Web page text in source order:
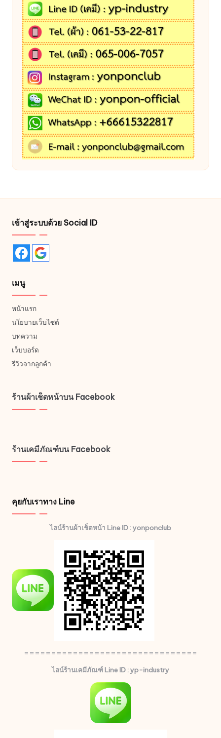
เข้าสู่ระบบด้วย Social ID
เมนู
หน้าแรก
นโยบายเว็บไซต์
บทความ
เว็บบอร์ด
รีวิวจากลูกค้า
ร้านผ้าเช็ดหน้าบน Facebook
ร้านเคมีภัณฑ์บน Facebook
คุยกับเราทาง Line
ไลน์ร้านผ้าเช็ดหน้า Line ID : yonponclub
================================
ไลน์ร้านเคมีภัณฑ์ Line ID : yp-industry